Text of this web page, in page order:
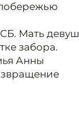
Мать
забора.
Анны